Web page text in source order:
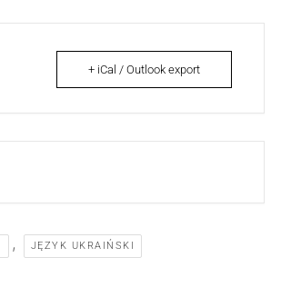
+ iCal / Outlook export
, JĘZYK UKRAIŃSKI